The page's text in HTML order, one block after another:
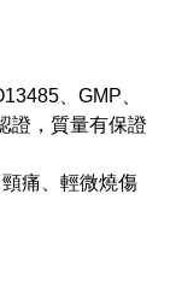
、GMP、
證，質量有保證
痛、輕微燒傷